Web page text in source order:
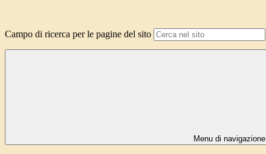
Campo di ricerca per le pagine del sito
Menu di navigazione